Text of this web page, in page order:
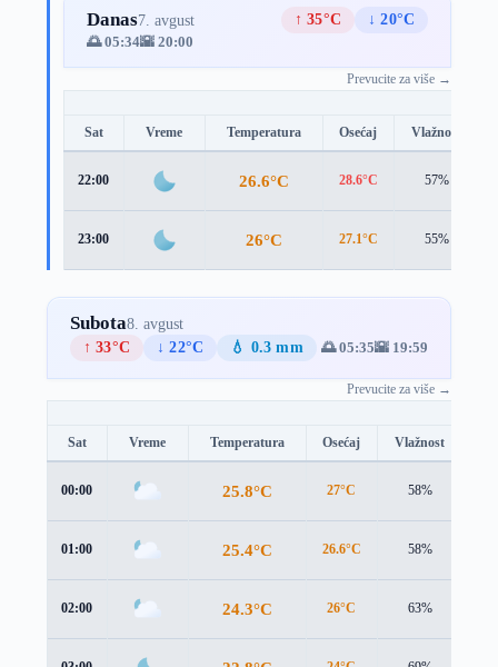
Danas7. avgust ↑ 35°C
↓ 20°C
🌅 05:34🌇 20:00
Prevucite za više →
Sat Vreme Temperatura Osećaj Vlažnost
22:00 26.6°C 28.6°C 57%
23:00 26°C 27.1°C 55%
Subota8. avgust
↑ 33°C
↓ 22°C 💧 0.3 mm 🌅 05:35🌇 19:59
Prevucite za više →
Sat Vreme Temperatura Osećaj Vlažnost
00:00 25.8°C 27°C 58%
01:00 25.4°C 26.6°C 58%
02:00 24.3°C 26°C 63%